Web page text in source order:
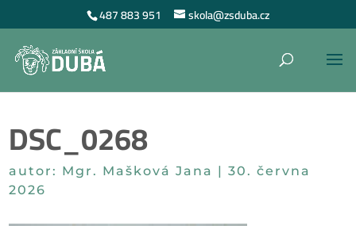
487 883 951 skola@zsduba.cz
DSC_0268
autor: Mgr. Mašková Jana |30. června
2026